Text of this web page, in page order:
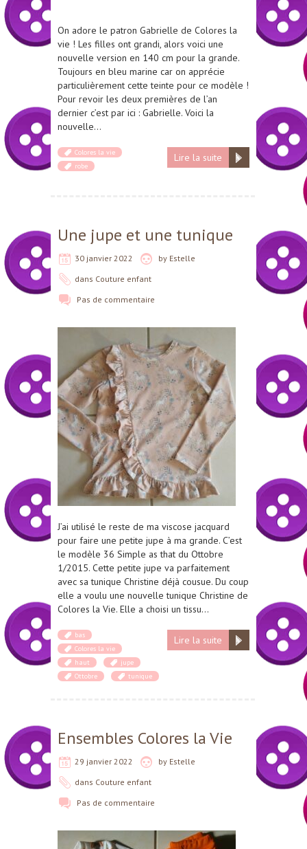
On adore le patron Gabrielle de Colores la
vie ! Les filles ont grandi, alors voici une
nouvelle version en 140 cm pour la grande.
Toujours en bleu marine car on apprécie
particulièrement cette teinte pour ce modèle !
Pour revoir les deux premières de l’an
dernier c’est par ici : Gabrielle. Voici la
nouvelle…
Lire la suite
Colores la vie
robe
Une jupe et une tunique
30 janvier 2022 by Estelle
dans Couture enfant
Pas de commentaire
J’ai utilisé le reste de ma viscose jacquard
pour faire une petite jupe à ma grande. C’est
le modèle 36 Simple as that du Ottobre
1/2015. Cette petite jupe va parfaitement
avec sa tunique Christine déjà cousue. Du coup
elle a voulu une nouvelle tunique Christine de
Colores la Vie. Elle a choisi un tissu…
Lire la suite
bas
Colores la vie
haut
jupe
Ottobre
tunique
Ensembles Colores la Vie
29 janvier 2022 by Estelle
dans Couture enfant
Pas de commentaire